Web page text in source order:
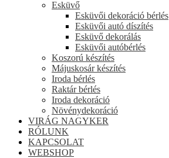
Esküvő
Esküvői dekoráció bérlés
Esküvői autó díszítés
Esküvő dekorálás
Esküvői autóbérlés
Koszorú készítés
Májuskosár készítés
Iroda bérlés
Raktár bérlés
Iroda dekoráció
Növénydekoráció
VIRÁG NAGYKER
RÓLUNK
KAPCSOLAT
WEBSHOP